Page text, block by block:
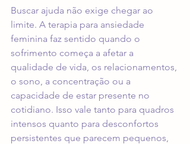
Buscar ajuda não exige chegar ao
limite. A terapia para ansiedade
feminina faz sentido quando o
sofrimento começa a afetar a
qualidade de vida, os relacionamentos,
o sono, a concentração ou a
capacidade de estar presente no
cotidiano. Isso vale tanto para quadros
intensos quanto para desconfortos
persistentes que parecem pequenos,